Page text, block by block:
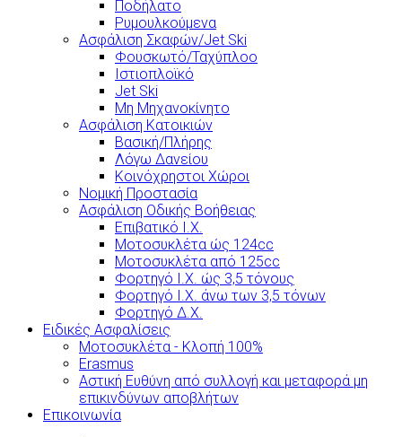
Ποδήλατο
Ρυμουλκούμενα
Ασφάλιση Σκαφών/Jet Ski
Φουσκωτό/Ταχύπλοο
Ιστιοπλοϊκό
Jet Ski
Μη Μηχανοκίνητο
Ασφάλιση Κατοικιών
Βασική/Πλήρης
Λόγω Δανείου
Κοινόχρηστοι Χώροι
Νομική Προστασία
Ασφάλιση Οδικής Βοήθειας
Επιβατικό Ι.Χ.
Μοτοσυκλέτα ώς 124cc
Μοτοσυκλέτα από 125cc
Φορτηγό Ι.Χ. ώς 3,5 τόνους
Φορτηγό Ι.Χ. άνω των 3,5 τόνων
Φορτηγό Δ.Χ.
Ειδικές Ασφαλίσεις
Μοτοσυκλέτα - Κλοπή 100%
Erasmus
Αστική Ευθύνη από συλλογή και μεταφορά μη
επικινδύνων αποβλήτων
Επικοινωνία